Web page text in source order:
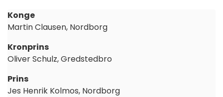
Konge
Martin Clausen, Nordborg
Kronprins
Oliver Schulz, Gredstedbro
Prins
Jes Henrik Kolmos, Nordborg